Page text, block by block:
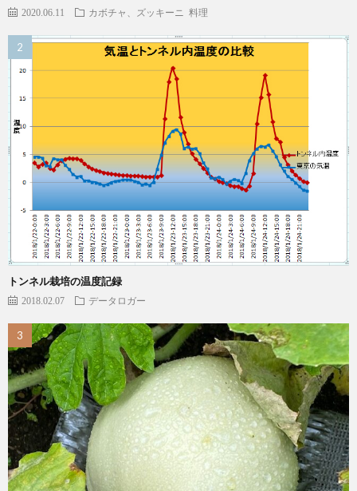
2020.06.11 カボチャ、ズッキーニ 料理
トンネル栽培の温度記録
2018.02.07 データロガー